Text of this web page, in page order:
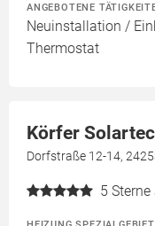
ANGEBOTENE
Neuinstallation /
Thermostat
Körfer
Dorfstraße 12-14,
5